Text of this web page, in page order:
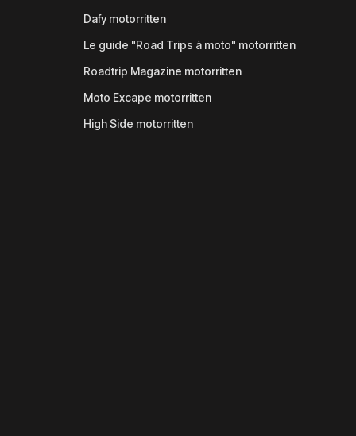
Dafy motorritten
Le guide "Road Trips à moto" motorritten
Roadtrip Magazine motorritten
Moto Excape motorritten
High Side motorritten